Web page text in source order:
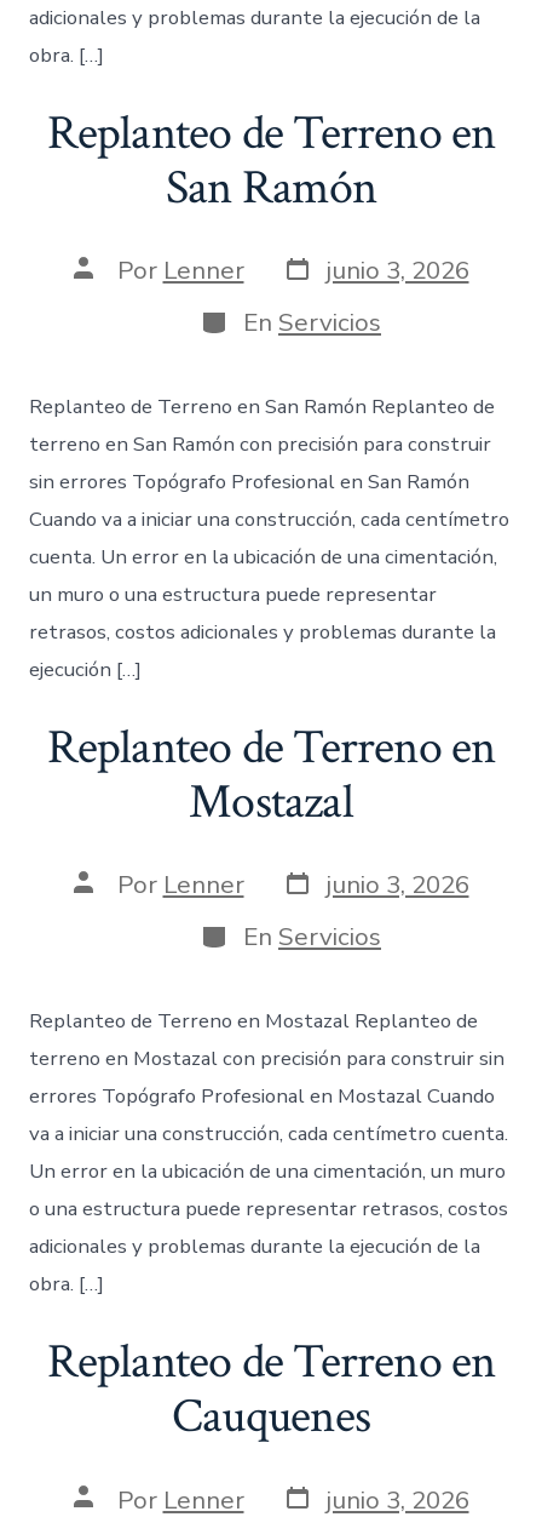
adicionales y problemas durante la ejecución de la
obra. […]
Replanteo de Terreno en
San Ramón
AutorPor Lenner Fecha
de
publicación
junio 3, 2026
Categorías
En Servicios
Replanteo de Terreno en San Ramón Replanteo de
terreno en San Ramón con precisión para construir
sin errores Topógrafo Profesional en San Ramón
Cuando va a iniciar una construcción, cada centímetro
cuenta. Un error en la ubicación de una cimentación,
un muro o una estructura puede representar
retrasos, costos adicionales y problemas durante la
ejecución […]
Replanteo de Terreno en
Mostazal
AutorPor Lenner Fecha
de
publicación
junio 3, 2026
Categorías
En Servicios
Replanteo de Terreno en Mostazal Replanteo de
terreno en Mostazal con precisión para construir sin
errores Topógrafo Profesional en Mostazal Cuando
va a iniciar una construcción, cada centímetro cuenta.
Un error en la ubicación de una cimentación, un muro
o una estructura puede representar retrasos, costos
adicionales y problemas durante la ejecución de la
obra. […]
Replanteo de Terreno en
Cauquenes
AutorPor Lenner Fechajunio 3, 2026